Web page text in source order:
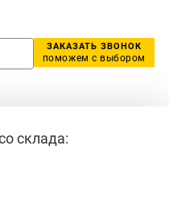
ЗАКАЗАТЬ ЗВОНОК
поможем с выбором
склада: